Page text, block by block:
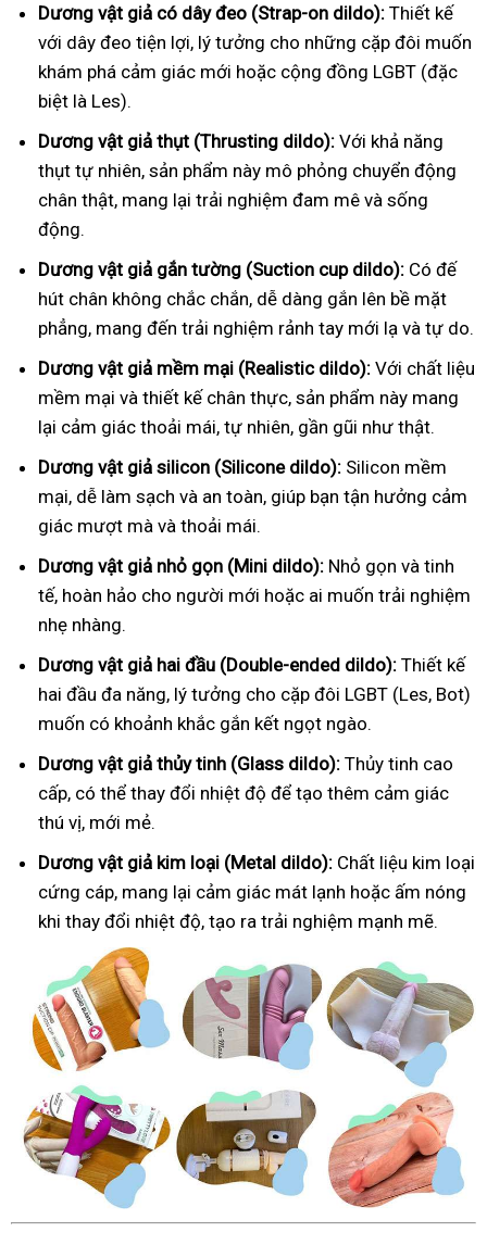
Dương vật giả có dây đeo (Strap-on dildo): Thiết kế
với dây đeo tiện lợi, lý tưởng cho những cặp đôi muốn
khám phá cảm giác mới hoặc cộng đồng LGBT (đặc
biệt là Les).
Dương vật giả thụt (Thrusting dildo): Với khả năng
thụt tự nhiên, sản phẩm này mô phỏng chuyển động
chân thật, mang lại trải nghiệm đam mê và sống
động.
Dương vật giả gắn tường (Suction cup dildo): Có đế
hút chân không chắc chắn, dễ dàng gắn lên bề mặt
phẳng, mang đến trải nghiệm rảnh tay mới lạ và tự do.
Dương vật giả mềm mại (Realistic dildo): Với chất liệu
mềm mại và thiết kế chân thực, sản phẩm này mang
lại cảm giác thoải mái, tự nhiên, gần gũi như thật.
Dương vật giả silicon (Silicone dildo): Silicon mềm
mại, dễ làm sạch và an toàn, giúp bạn tận hưởng cảm
giác mượt mà và thoải mái.
Dương vật giả nhỏ gọn (Mini dildo): Nhỏ gọn và tinh
tế, hoàn hảo cho người mới hoặc ai muốn trải nghiệm
nhẹ nhàng.
Dương vật giả hai đầu (Double-ended dildo): Thiết kế
hai đầu đa năng, lý tưởng cho cặp đôi LGBT (Les, Bot)
muốn có khoảnh khắc gắn kết ngọt ngào.
Dương vật giả thủy tinh (Glass dildo): Thủy tinh cao
cấp, có thể thay đổi nhiệt độ để tạo thêm cảm giác
thú vị, mới mẻ.
Dương vật giả kim loại (Metal dildo): Chất liệu kim loại
cứng cáp, mang lại cảm giác mát lạnh hoặc ấm nóng
khi thay đổi nhiệt độ, tạo ra trải nghiệm mạnh mẽ.